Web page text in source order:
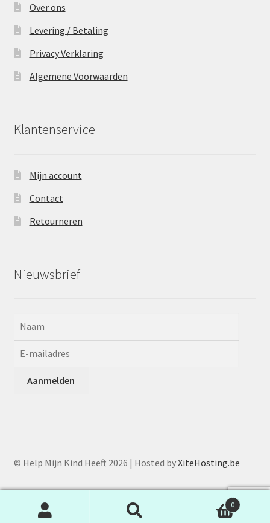
Over ons
Levering / Betaling
Privacy Verklaring
Algemene Voorwaarden
Klantenservice
Mijn account
Contact
Retourneren
Nieuwsbrief
© Help Mijn Kind Heeft 2026 | Hosted byXiteHosting.be
0